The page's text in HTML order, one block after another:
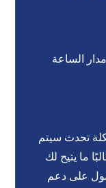
الساعة
تحدث سيتم
ما يتيح لك
24 ساعة الحصول على دعم